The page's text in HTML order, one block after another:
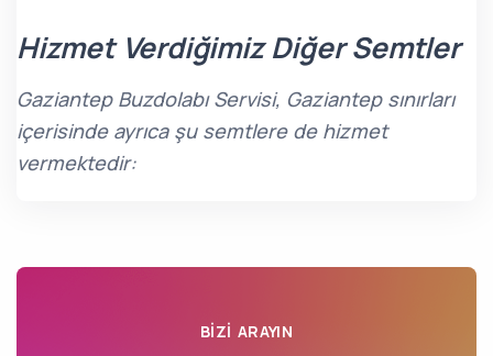
Hizmet Verdiğimiz Diğer Semtler
Gaziantep Buzdolabı Servisi, Gaziantep sınırları
içerisinde ayrıca şu semtlere de hizmet
vermektedir:
BIZI ARAYIN